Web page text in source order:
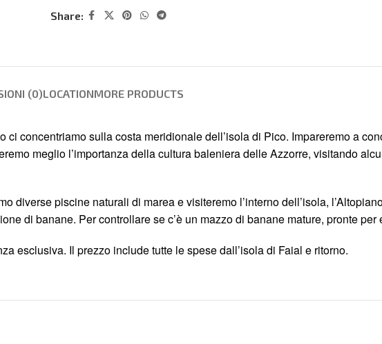
Share:
(0)LOCATIONMORE PRODUCTS
concentriamo sulla costa meridionale dell’isola di Pico. Impareremo a
meglio l’importanza della cultura baleniera delle Azzorre, visitando
piscine naturali di marea e visiteremo l’interno dell’isola,
di banane. Per controllare se c’è un mazzo di banane mature, pronte per
esclusiva. Il prezzo include tutte le spese dall’isola di Faial e ritorno.